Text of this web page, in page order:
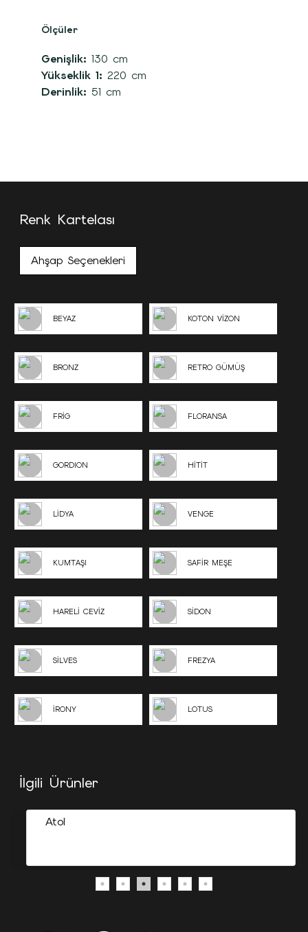
Ölçüler
Genişlik: 130 cm
Yükseklik 1: 220 cm
Derinlik: 51 cm
Renk Kartelası
Ahşap Seçenekleri
BEYAZ KOTON VİZON
BRONZ RETRO GÜMÜŞ
FRİG FLORANSA
GORDION HİTİT
LİDYA VENGE
KUMTAŞI SAFİR MEŞE
HARELİ CEVİZ SİDON
SİLVES FREZYA
İRONY LOTUS
İlgili Ürünler
Atol